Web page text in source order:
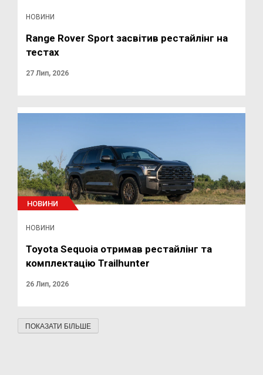
НОВИНИ
Range Rover Sport засвітив рестайлінг на
тестах
27 Лип, 2026
НОВИНИ
НОВИНИ
Toyota Sequoia отримав рестайлінг та
комплектацію Trailhunter
26 Лип, 2026
ПОКАЗАТИ БІЛЬШЕ